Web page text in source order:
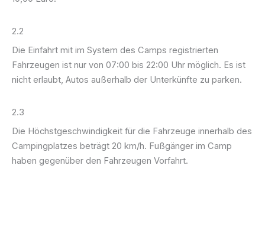
2.2
Die Einfahrt mit im System des Camps registrierten
Fahrzeugen ist nur von 07:00 bis 22:00 Uhr möglich. Es ist
nicht erlaubt, Autos außerhalb der Unterkünfte zu parken.
2.3
Die Höchstgeschwindigkeit für die Fahrzeuge innerhalb des
Campingplatzes beträgt 20 km/h. Fußgänger im Camp
haben gegenüber den Fahrzeugen Vorfahrt.